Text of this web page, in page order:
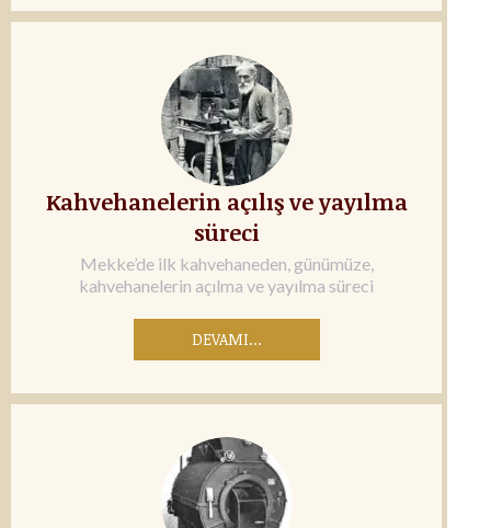
Kahvehanelerin açılış ve yayılma
süreci
Mekke’de ilk kahvehaneden, günümüze,
kahvehanelerin açılma ve yayılma süreci
DEVAMI…